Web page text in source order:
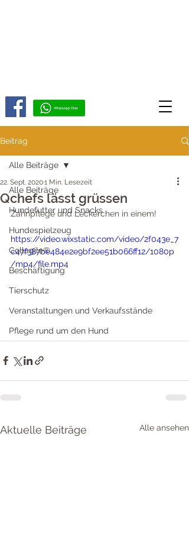
Beitrag
Alle Beiträge
Hundefutter und Snacks
Hundespielzeug
Collagile®
Beschäftigung
Tierschutz
Veranstaltungen und Verkaufsstände
Pflege rund um den Hund
Alle Beiträge
Qchefs lässt grüssen
22. Sept. 20201 Min. Lesezeit
Zahnpflege und Leckerchen in einem!
https://video.wixstatic.com/video/2f043e_7
c47f387be484e2e9bf2ee51b066ff12/1080p
/mp4/file.mp4
Aktuelle Beiträge Alle ansehen